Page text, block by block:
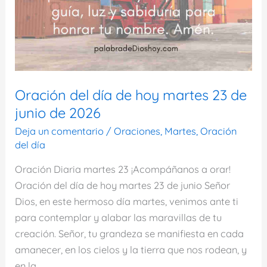
Oración del día de hoy martes 23 de
junio de 2026
Deja un comentario /Oraciones Martes ,Oración
del día
Oración Diaria martes 23 ¡Acompáñanos a orar!
Oración del día de hoy martes 23 de junio Señor
Dios, en este hermoso día martes, venimos ante ti
para contemplar y alabar las maravillas de tu
creación. Señor, tu grandeza se manifiesta en cada
amanecer, en los cielos y la tierra que nos rodean, y